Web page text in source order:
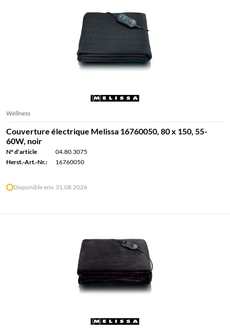
Wellness
Couverture électrique Melissa 16760050, 80 x 150, 55-
60W, noir
N° d'article
04.80.3075
Herst.-Art.-Nr.:
16760050
Disponible env. 31.08.2026